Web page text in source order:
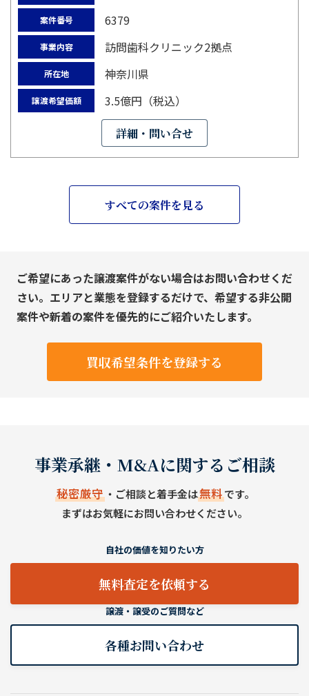
案件番号 6379
事業内容 訪問歯科クリニック2拠点
所在地 神奈川県
譲渡希望価額 3.5億円（税込）
詳細・問い合せ
すべての案件を見る
ご希望にあった譲渡案件がない場合はお問い合わせくだ
さい。エリアと業態を登録するだけで、希望する非公開
案件や新着の案件を優先的にご紹介いたします。
買収希望条件を登録する
事業承継・M&Aに関するご相談
秘密厳守・ご相談と着手金は無料です。
まずはお気軽にお問い合わせください。
自社の価値を知りたい方
無料査定を依頼する
譲渡・譲受のご質問など
各種お問い合わせ